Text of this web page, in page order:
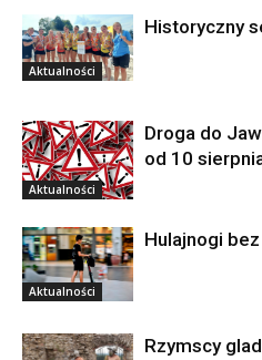
Aktualności
Historyczny
Aktualności
Droga do
od 10
Aktualności
Hulajnogi
Rzymscy